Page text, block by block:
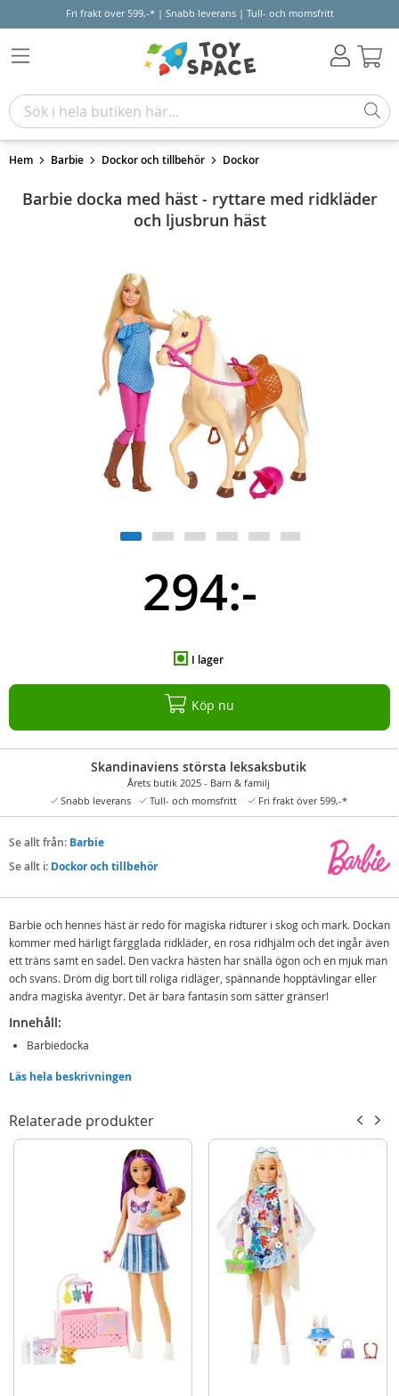
Fri frakt över 599,-* | Snabb leverans | Tull- och momsfritt
Hem Barbie Dockor och tillbehör Dockor
Barbie docka med häst - ryttare med ridkläder
och ljusbrun häst
294:-
I lager
Köp nu
Skandinaviens största leksaksbutik
Årets butik 2025 - Barn & familj
Snabb leverans
Tull- och momsfritt Fri frakt över 599,-*
Se allt från: Barbie
Se allt i: Dockor och tillbehör
Barbie och hennes häst är redo för magiska ridturer i skog och mark. Dockan
kommer med härligt färgglada ridkläder, en rosa ridhjälm och det ingår även
ett träns samt en sadel. Den vackra hästen har snälla ögon och en mjuk man
och svans. Dröm dig bort till roliga ridläger, spännande hopptävlingar eller
andra magiska äventyr. Det är bara fantasin som sätter gränser!
Innehåll:
Barbiedocka
Ridhjälm
Träns
FXH13
887961691351
Varumärke
Läs hela beskrivningen
Relaterade produkter